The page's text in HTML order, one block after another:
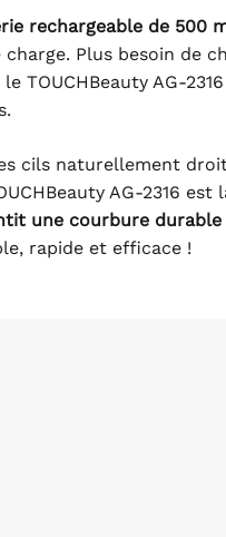
rechargeable de 500
charge. Plus besoin de
le TOUCHBeauty AG-
cils naturellement
AG-2316
une courbure
rapide et efficace !